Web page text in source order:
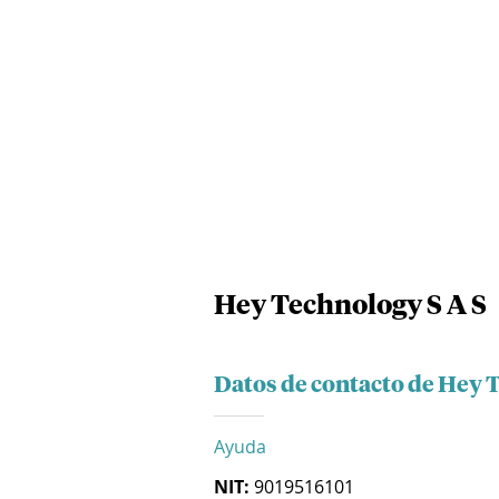
Hey Technology S A S
Datos de contacto de Hey
Ayuda
NIT: 9019516101